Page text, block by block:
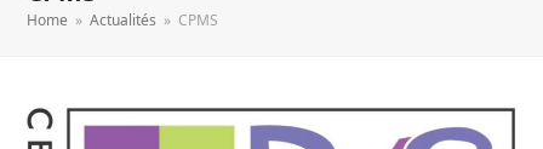
Home » Actualités » CPMS